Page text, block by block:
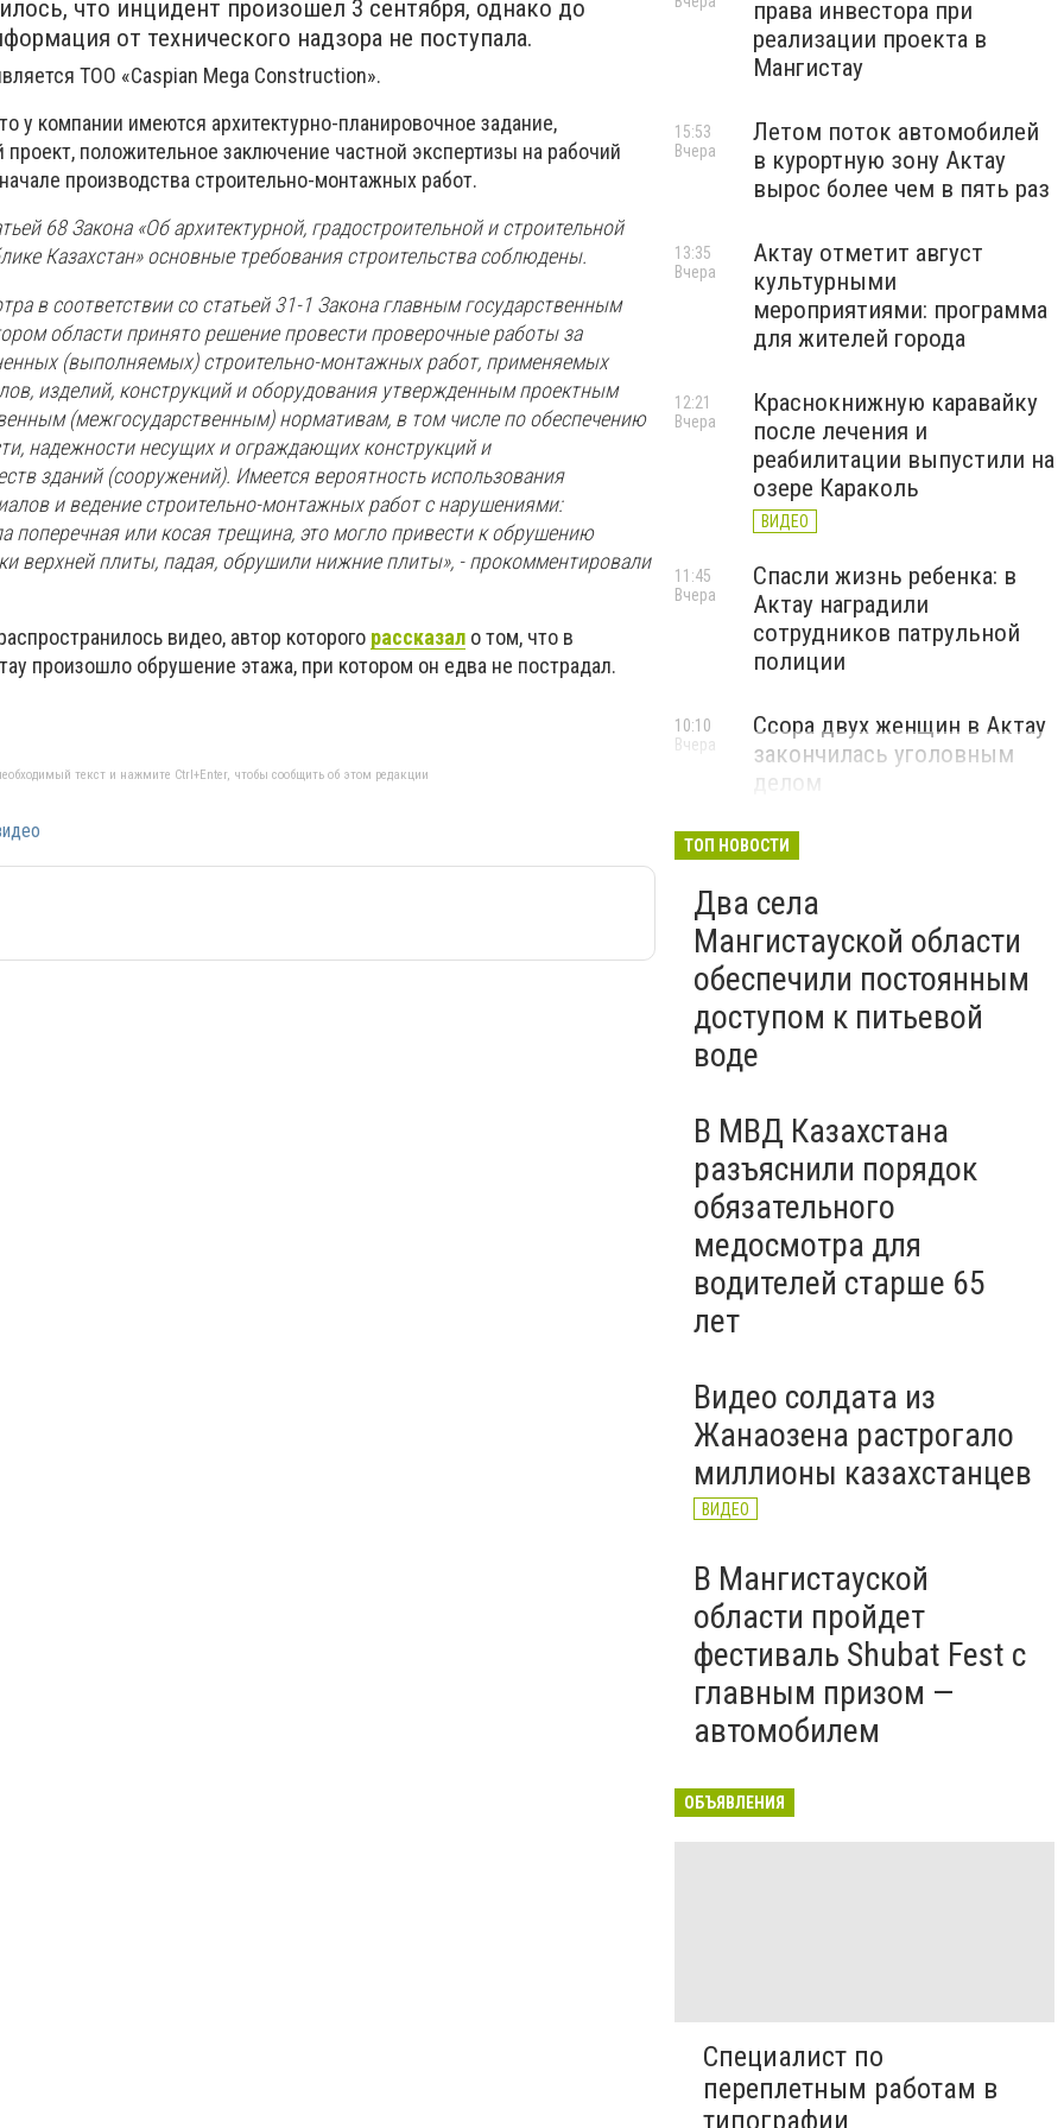
что инцидент произошел 3 сентября, однако до
от технического надзора не поступала.
ТОО «Caspian Mega Construction».
у компании имеются архитектурно-планировочное задание,
положительное заключение частной экспертизы на рабочий
производства строительно-монтажных работ.
68 Закона «Об архитектурной, градостроительной и строительной
Казахстан» основные требования строительства соблюдены.
в соответствии со статьей 31-1 Закона главным государственным
области принято решение провести проверочные работы за
(выполняемых) строительно-монтажных работ, применяемых
изделий, конструкций и оборудования утвержденным проектным
(межгосударственным) нормативам, в том числе по обеспечению
надежности несущих и ограждающих конструкций и
зданий (сооружений). Имеется вероятность использования
и ведение строительно-монтажных работ с нарушениями:
поперечная или косая трещина, это могло привести к обрушению
верхней плиты, падая, обрушили нижние плиты», - прокомментировали
видео, автор которого рассказал о том, что в
произошло обрушение этажа, при котором он едва не пострадал.
текст и нажмите Ctrl+Enter, чтобы сообщить об этом редакции
права инвестора при
реализации проекта в
Мангистау
Летом поток автомобилей
в курортную зону Актау
вырос более чем в пять раз
15:53
Вчера
Актау отметит август
культурными
мероприятиями: программа
для жителей города
13:35
Вчера
Краснокнижную каравайку
после лечения и
реабилитации выпустили на
озере Караколь
ВИДЕО
12:21
Вчера
Спасли жизнь ребенка: в
Актау наградили
сотрудников патрульной
полиции
11:45
Вчера
Ссора двух женщин в Актау
закончилась уголовным
делом
10:10
Вчера
ТОП НОВОСТИ
Два села
Мангистауской области
обеспечили постоянным
доступом к питьевой
воде
В МВД Казахстана
разъяснили порядок
обязательного
медосмотра для
водителей старше 65
лет
Видео солдата из
Жанаозена растрогало
миллионы казахстанцев
ВИДЕО
В Мангистауской
области пройдет
фестиваль Shubat Fest с
главным призом —
автомобилем
ОБЪЯВЛЕНИЯ
Специалист по
переплетным работам в
типографии